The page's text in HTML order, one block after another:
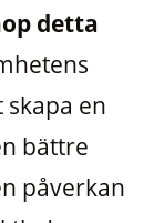
detta
en
bättre
påverkan